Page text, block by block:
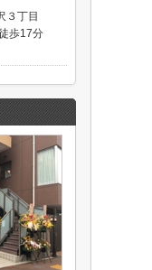
３丁目
歩17分